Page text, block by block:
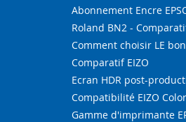
Abonnement Encre
Roland BN2 -
Comment choisir LE
Comparatif EIZO
Ecran HDR post-
Compatibilité EIZO
Gamme d'imprimante